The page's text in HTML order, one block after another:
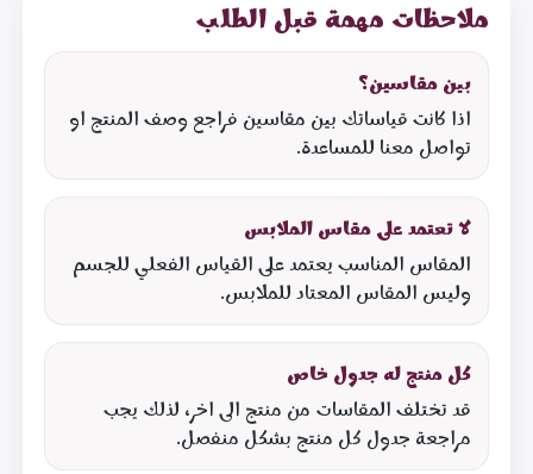
ملاحظات مهمة قبل الطلب
بين مقاسين؟
اذا كانت قياساتك بين مقاسين فراجع وصف المنتج او
تواصل معنا للمساعدة.
لا تعتمد على مقاس الملابس
المقاس المناسب يعتمد على القياس الفعلي للجسم
وليس المقاس المعتاد للملابس.
كل منتج له جدول خاص
قد تختلف المقاسات من منتج الى اخر، لذلك يجب
مراجعة جدول كل منتج بشكل منفصل.